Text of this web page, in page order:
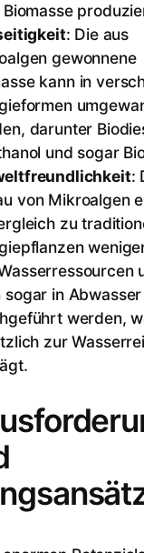
: Die aus
gewonnene
kann in
darunter
und sogar
:
von Mikroalgen
zu
sogar in Abwasser
werden,
zur